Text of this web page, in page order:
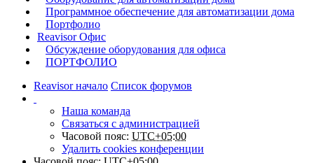
Программное обеспечение для автоматизации дома
Портфолио
Reavisor Офис
Обсуждение оборудования для офиса
ПОРТФОЛИО
Reavisor начало Список форумов
Наша команда
Связаться с администрацией
Часовой пояс: UTC+05:00
Удалить cookies конференции